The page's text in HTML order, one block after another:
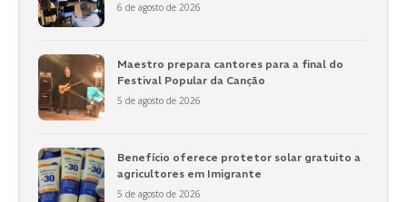
6 de agosto de 2026
Maestro prepara cantores para a final do
Festival Popular da Canção
5 de agosto de 2026
Benefício oferece protetor solar gratuito a
agricultores em Imigrante
5 de agosto de 2026